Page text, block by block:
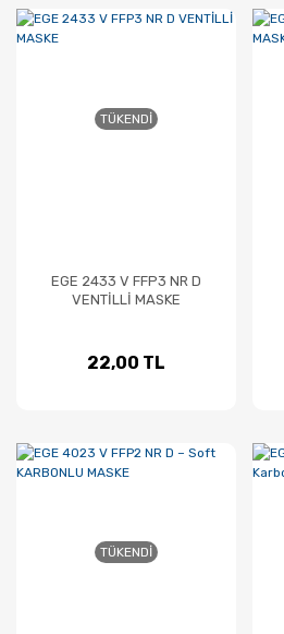
TÜKENDI
EGE 2433 V FFP3 NR D
VENTİLLİ MASKE
22,00 TL
TÜKENDI